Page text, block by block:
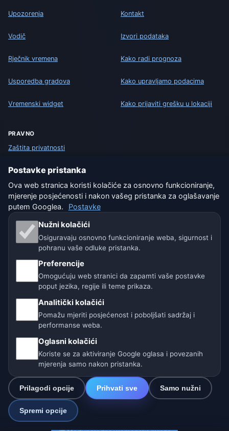
Upozorenja
Vodič
Rječnik vremena
Usporedba gradova
Vremenski widget
Kontakt
Izvori podataka
Kako radi prognoza
Kako upravljamo podacima
Kako prijaviti grešku u lokaciji
PRAVNO
Zaštita privatnosti
Kolačići
Uvjeti korištenja
Isključenje odgovornosti
Pomažemo životinjama
Sitemap
Naše vremenske stranice:
🇨🇿 Češka 🇭🇷 Hrvatska
🇩🇪🇦🇹🇨🇭 Njemačka / Austrija / Švicarska
🌎 Latinska Amerika i Španjolska
🇮🇳 Južna i jugoistočna Azija
Postavke pristanka
Ova web stranica koristi kolačiće za osnovno funkcioniranje,
mjerenje posjećenosti i nakon vašeg pristanka za oglašavanje
putem Googlea.
Postavke
Nužni kolačići
Osiguravaju osnovno funkcioniranje weba, sigurnost i
pohranu vaše odluke pristanka.
Preferencije
Omogućuju web stranici da zapamti vaše postavke
poput jezika, regije ili teme prikaza.
Analitički kolačići
Pomažu mjeriti posjećenost i poboljšati sadržaj i
performanse weba.
Oglasni kolačići
Koriste se za aktiviranje Google oglasa i povezanih
mjerenja samo nakon pristanka.
Prilagodi opcije Prihvati sve Samo nužni
Spremi opcije